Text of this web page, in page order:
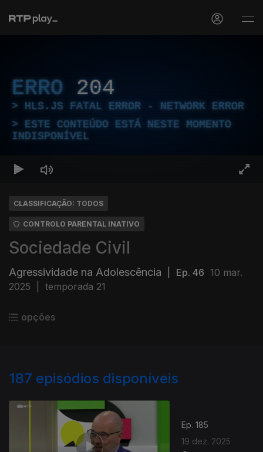
ERRO 204
HLS.JS FATAL ERROR - NETWORK ERROR
ESTE CONTEÚDO ESTÁ NESTE MOMENTO
INDISPONÍVEL
CLASSIFICAÇÃO: TODOS
CONTROLO PARENTAL INATIVO
Sociedade Civil
Agressividade na Adolescência Ep. 46 10 mar.
2025
temporada 21
opções
187 episódios disponíveis
Ep. 185
19 dez. 2025